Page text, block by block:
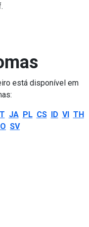
está disponível em
JA PL CS ID VI TH
SV